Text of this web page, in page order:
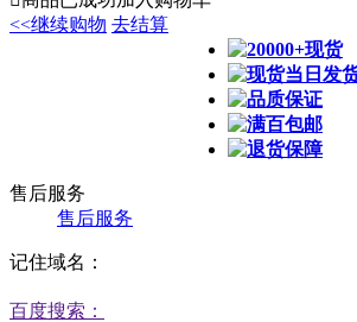
<<继续购物 去结算
20000+现货
现货当日发
品质保证
满百包邮
退货保障
售后服务
售后服务
记住域名：
百度搜索：